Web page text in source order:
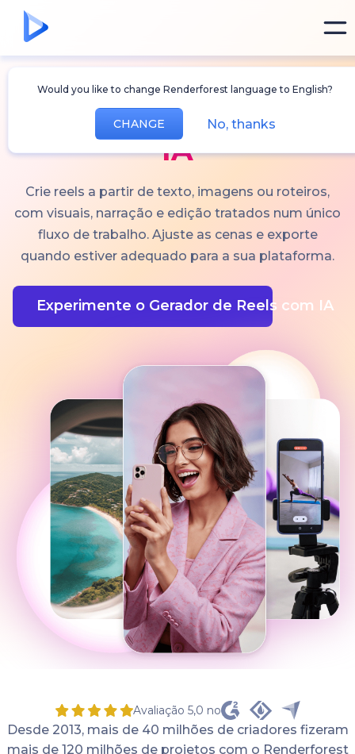
Would you like to change Renderforest language to English?
CHANGE No, thanks
Gerador de Reels com
IA
Crie reels a partir de texto, imagens ou roteiros,
com visuais, narração e edição tratados num único
fluxo de trabalho. Ajuste as cenas e exporte
quando estiver adequado para a sua plataforma.
Experimente o Gerador de Reels com IA
Avaliação 5,0 no
Desde 2013, mais de 40 milhões de criadores fizeram
mais de 120 milhões de projetos com o Renderforest